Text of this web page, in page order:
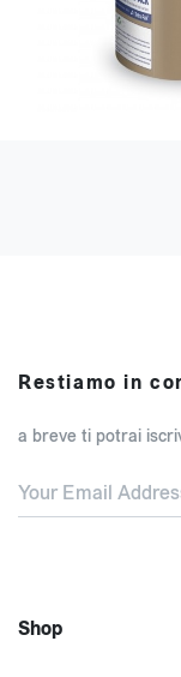
Restiamo in
a breve ti potrai
Shop